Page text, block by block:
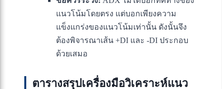
แนวโน้มโดยตรง แต่บอกเพียงความ
แข็งแกร่งของแนวโน้มเท่านั้น ดังนั้นจึง
ต้องพิจารณาเส้น +DI และ -DI ประกอบ
ด้วยเสมอ
ตารางสรุปเครื่องมือวิเคราะห์แนว